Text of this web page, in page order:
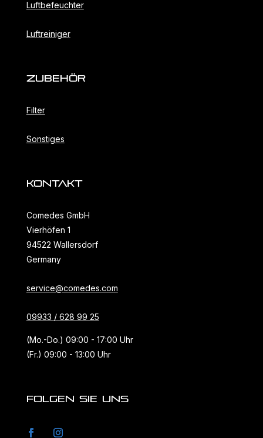
Luftbefeuchter
Luftreiniger
ZubehöR
Filter
Sonstiges
KONTAKT
Comedes GmbH
Vierhöfen 1
94522 Wallersdorf
Germany
service@comedes.com
09933 / 628 99 25
(Mo.-Do.) 09:00 - 17:00 Uhr
(Fr.) 09:00 - 13:00 Uhr
FOLGEN SIE UNS